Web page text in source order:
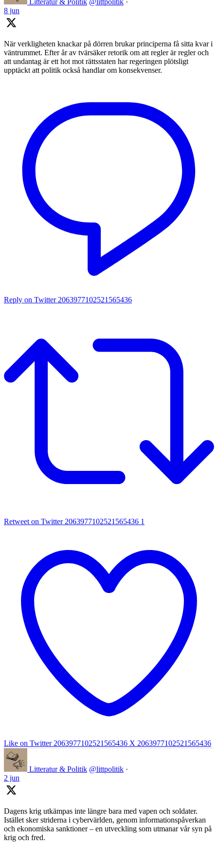
Litteratur & Politik @littpolitik ·
8 jun
När verkligheten knackar på dörren brukar principerna få sitta kvar i
väntrummet. Efter år av tvärsäker retorik om att regler är regler och
att undantag är ett hot mot rättsstaten har regeringen plötsligt
upptäckt att politik också handlar om konsekvenser.
Reply on Twitter 2063977102521565436
Retweet on Twitter 2063977102521565436 1
Like on Twitter 2063977102521565436 X 2063977102521565436
Litteratur & Politik @littpolitik ·
2 jun
Dagens krig utkämpas inte längre bara med vapen och soldater.
Istället sker striderna i cybervärlden, genom informationspåverkan
och ekonomiska sanktioner – en utveckling som utmanar vår syn på
krig och fred.